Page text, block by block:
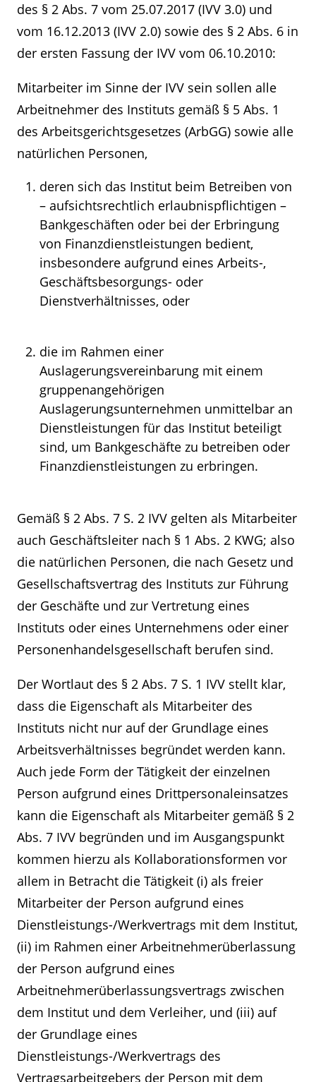
des § 2 Abs. 7 vom 25.07.2017 (IVV 3.0) und
vom 16.12.2013 (IVV 2.0) sowie des § 2 Abs. 6 in
der ersten Fassung der IVV vom 06.10.2010:
Mitarbeiter im Sinne der IVV sein sollen alle
Arbeitnehmer des Instituts gemäß § 5 Abs. 1
des Arbeitsgerichtsgesetzes (ArbGG) sowie alle
natürlichen Personen,
deren sich das Institut beim Betreiben von
– aufsichtsrechtlich erlaubnispflichtigen –
Bankgeschäften oder bei der Erbringung
von Finanzdienstleistungen bedient,
insbesondere aufgrund eines Arbeits-,
Geschäftsbesorgungs- oder
Dienstverhältnisses, oder
die im Rahmen einer
Auslagerungsvereinbarung mit einem
gruppenangehörigen
Auslagerungsunternehmen unmittelbar an
Dienstleistungen für das Institut beteiligt
sind, um Bankgeschäfte zu betreiben oder
Finanzdienstleistungen zu erbringen.
Gemäß § 2 Abs. 7 S. 2 IVV gelten als Mitarbeiter
auch Geschäftsleiter nach § 1 Abs. 2 KWG; also
die natürlichen Personen, die nach Gesetz und
Gesellschaftsvertrag des Instituts zur Führung
der Geschäfte und zur Vertretung eines
Instituts oder eines Unternehmens oder einer
Personenhandelsgesellschaft berufen sind.
Der Wortlaut des § 2 Abs. 7 S. 1 IVV stellt klar,
dass die Eigenschaft als Mitarbeiter des
Instituts nicht nur auf der Grundlage eines
Arbeitsverhältnisses begründet werden kann.
Auch jede Form der Tätigkeit der einzelnen
Person aufgrund eines Drittpersonaleinsatzes
kann die Eigenschaft als Mitarbeiter gemäß § 2
Abs. 7 IVV begründen und im Ausgangspunkt
kommen hierzu als Kollaborationsformen vor
allem in Betracht die Tätigkeit (i) als freier
Mitarbeiter der Person aufgrund eines
Dienstleistungs-/Werkvertrags mit dem Institut,
(ii) im Rahmen einer Arbeitnehmerüberlassung
der Person aufgrund eines
Arbeitnehmerüberlassungsvertrags zwischen
dem Institut und dem Verleiher, und (iii) auf
der Grundlage eines
Dienstleistungs-/Werkvertrags des
Vertragsarbeitgebers der Person mit dem